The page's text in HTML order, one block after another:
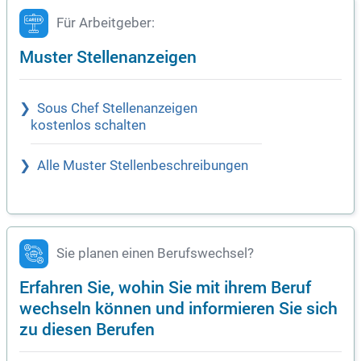
Für Arbeitgeber:
Muster Stellenanzeigen
Sous Chef Stellenanzeigen
kostenlos schalten
Alle Muster Stellenbeschreibungen
Sie planen einen Berufswechsel?
Erfahren Sie, wohin Sie mit ihrem Beruf
wechseln können und informieren Sie sich
zu diesen Berufen